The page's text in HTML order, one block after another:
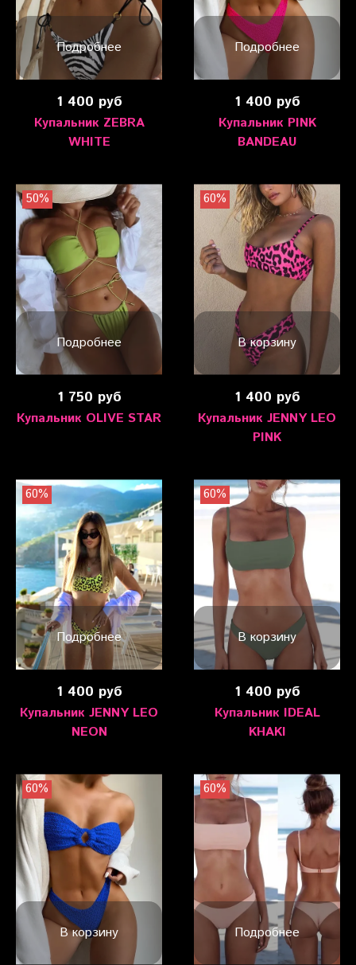
Подробнее
1 400 руб
Купальник ZEBRA
WHITE
Подробнее
1 400 руб
Купальник PINK
BANDEAU
Подробнее
50%
1 750 руб
Купальник OLIVE STAR
В корзину
60%
1 400 руб
Купальник JENNY LEO
PINK
Подробнее
60%
1 400 руб
Купальник JENNY LEO
NEON
В корзину
60%
1 400 руб
Купальник IDEAL
KHAKI
В корзину
60%
Подробнее
60%